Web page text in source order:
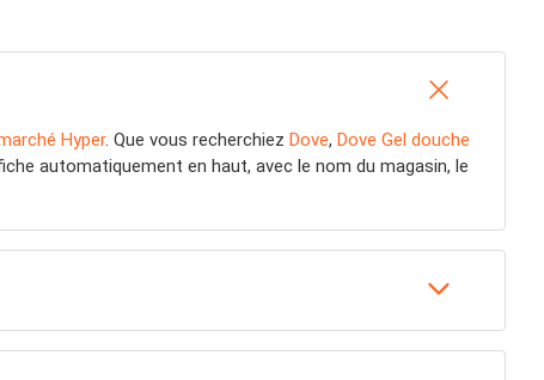
Hyper. Que vous recherchiez Dove, Dove Gel douche
automatiquement en haut, avec le nom du magasin, le